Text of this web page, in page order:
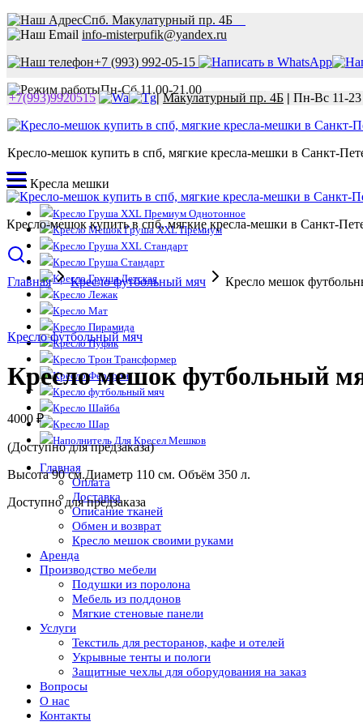
Спб. Макулатурный пр. 4Б
info-misterpufik@yandex.ru
+7 (993) 992-05-15
Пн-Сб 11.00-21.00
+7(993)9920515 | Макулатурный пр. 4Б | Пн-Вс 11-23
Кресло-мешок купить в спб, мягкие кресла-мешки в Санкт-
Кресла мешки
Кресло Груша XXL Премиум Однотонное
Кресло Мешок Груша XXL Премиум
Кресло Груша XXL Стандарт
Кресло Груша Стандарт
Кресло Груша Детская
Кресло Лежак
Кресло Мат
Кресло Пирамида
Кресло Пуфик
Кресло Трон Трансформер
Кресло Ферарри
Кресло футбольный мяч
Кресло Шайба
Кресло Шар
Наполнитель Для Кресел Мешков
Главная
Оплата
Доставка
Описание тканей
Обмен и возврат
Кресло мешок своими руками
Аренда
Производство мебели
Подушки из поролона
Мебель из поддонов
Мягкие стеновые панели
Услуги
Текстиль для ресторанов, кафе и отелей
Укрывные тенты и пологи
Защитные чехлы для оборудования на заказ
Вопросы
О нас
Контакты
Кресло-мешок купить в спб, мягкие кресла-мешки в Санкт-
Главная Кресло футбольный мяч Кресло мешок
Кресло футбольный мяч
Кресло мешок футбольный
4000 ₽
(Доступно для предзаказа)
Высота 90 см.Диаметр 110 см. Объём 350 л.
Доступно для предзаказа